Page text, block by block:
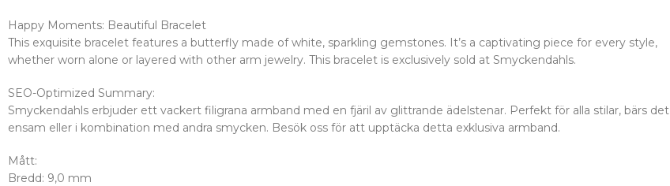
Happy Moments: Beautiful Bracelet
This exquisite bracelet features a butterfly made of white, sparkling gemstones. It’s a captivating piece for every style,
whether worn alone or layered with other arm jewelry. This bracelet is exclusively sold at Smyckendahls.
SEO-Optimized Summary:
Smyckendahls erbjuder ett vackert filigrana armband med en fjäril av glittrande ädelstenar. Perfekt för alla stilar, bärs det
ensam eller i kombination med andra smycken. Besök oss för att upptäcka detta exklusiva armband.
Mått:
Bredd: 9,0 mm